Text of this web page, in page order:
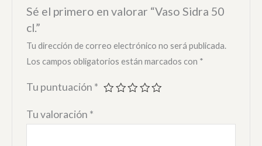
Sé el primero en valorar “Vaso Sidra 50
cl.”
Tu dirección de correo electrónico no será publicada.
Los campos obligatorios están marcados con *
Tu puntuación *
Tu valoración *